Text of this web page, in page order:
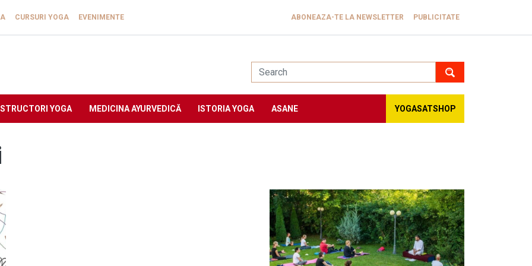
CURSURI YOGA EVENIMENTE ABONEAZA-TE LA NEWSLETTER PUBLICITATE
YOGA MEDICINA AYURVEDICĂ ISTORIA YOGA ASANE YOGASATSHOP
Image